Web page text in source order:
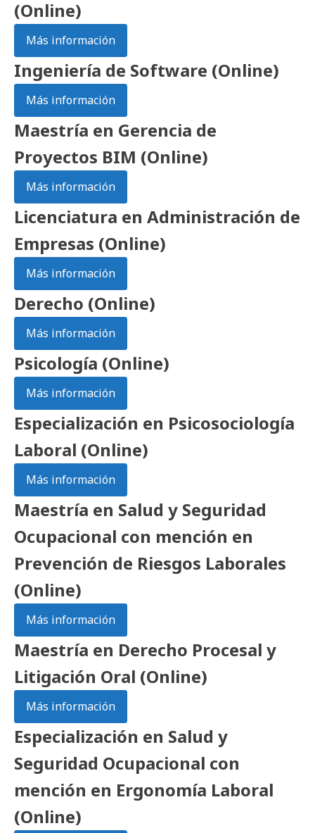
(Online)
Más información
Ingeniería de Software (Online)
Más información
Maestría en Gerencia de
Proyectos BIM (Online)
Más información
Licenciatura en Administración de
Empresas (Online)
Más información
Derecho (Online)
Más información
Psicología (Online)
Más información
Especialización en Psicosociología
Laboral (Online)
Más información
Maestría en Salud y Seguridad
Ocupacional con mención en
Prevención de Riesgos Laborales
(Online)
Más información
Maestría en Derecho Procesal y
Litigación Oral (Online)
Más información
Especialización en Salud y
Seguridad Ocupacional con
mención en Ergonomía Laboral
(Online)